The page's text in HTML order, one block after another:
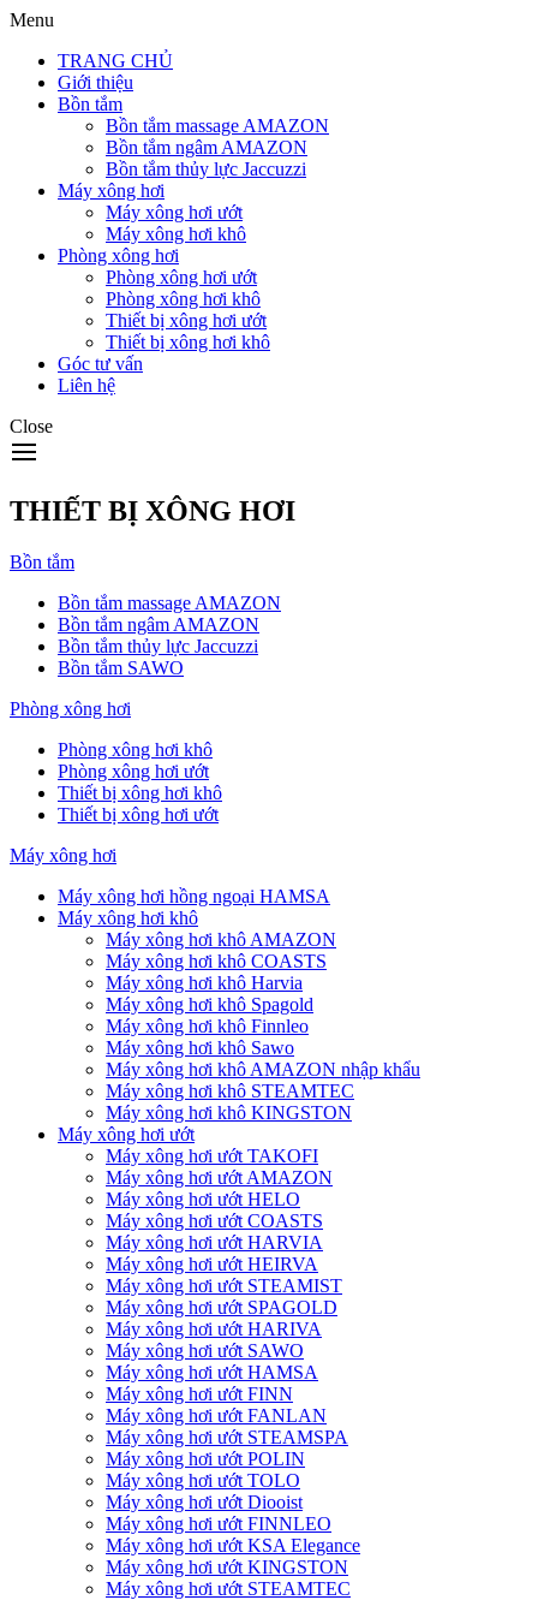
Menu
TRANG CHỦ
Giới thiệu
Bồn tắm
Bồn tắm massage AMAZON
Bồn tắm ngâm AMAZON
Bồn tắm thủy lực Jaccuzzi
Máy xông hơi
Máy xông hơi ướt
Máy xông hơi khô
Phòng xông hơi
Phòng xông hơi ướt
Phòng xông hơi khô
Thiết bị xông hơi ướt
Thiết bị xông hơi khô
Góc tư vấn
Liên hệ
Close
THIẾT BỊ XÔNG HƠI
Bồn tắm
Bồn tắm massage AMAZON
Bồn tắm ngâm AMAZON
Bồn tắm thủy lực Jaccuzzi
Bồn tắm SAWO
Phòng xông hơi
Phòng xông hơi khô
Phòng xông hơi ướt
Thiết bị xông hơi khô
Thiết bị xông hơi ướt
Máy xông hơi
Máy xông hơi hồng ngoại HAMSA
Máy xông hơi khô
Máy xông hơi khô AMAZON
Máy xông hơi khô COASTS
Máy xông hơi khô Harvia
Máy xông hơi khô Spagold
Máy xông hơi khô Finnleo
Máy xông hơi khô Sawo
Máy xông hơi khô AMAZON nhập khẩu
Máy xông hơi khô STEAMTEC
Máy xông hơi khô KINGSTON
Máy xông hơi ướt
Máy xông hơi ướt TAKOFI
Máy xông hơi ướt AMAZON
Máy xông hơi ướt HELO
Máy xông hơi ướt COASTS
Máy xông hơi ướt HARVIA
Máy xông hơi ướt HEIRVA
Máy xông hơi ướt STEAMIST
Máy xông hơi ướt SPAGOLD
Máy xông hơi ướt HARIVA
Máy xông hơi ướt SAWO
Máy xông hơi ướt HAMSA
Máy xông hơi ướt FINN
Máy xông hơi ướt FANLAN
Máy xông hơi ướt STEAMSPA
Máy xông hơi ướt POLIN
Máy xông hơi ướt TOLO
Máy xông hơi ướt Diooist
Máy xông hơi ướt FINNLEO
Máy xông hơi ướt KSA Elegance
Máy xông hơi ướt KINGSTON
Máy xông hơi ướt STEAMTEC